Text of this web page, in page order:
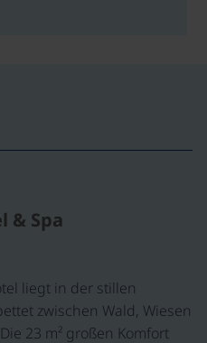
& Spa
liegt in der stillen
zwischen Wald, Wiesen
Die 23 m² großen Komfort